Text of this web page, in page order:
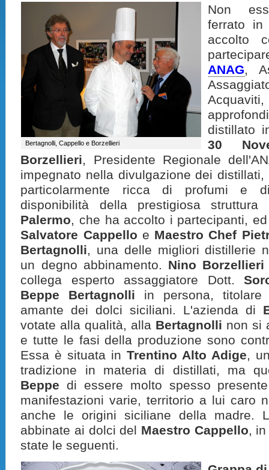
Bertagnolli, Cappello e Borzellieri
Non
ferrato in
accolto
ANAG,
distillato
30
Borzellieri, Presidente Regionale
impegnato nella divulgazione dei
particolarmente ricca di profumi e
disponibilità della prestigiosa
Palermo, che ha accolto i partecipanti,
Salvatore Cappello e Maestro Chef
Bertagnolli, una delle migliori distillerie
un degno abbinamento. Nino Borzellieri
collega esperto assaggiatore Dott.
Beppe Bertagnolli in persona, titolare
amante dei dolci siciliani. L'azienda di
votate alla qualità, alla Bertagnolli non si
e tutte le fasi della produzione sono
Essa è situata inTrentino Alto Adige,
tradizione in materia di distillati, ma
Beppe di essere molto spesso
manifestazioni varie, territorio a lui caro
anche le origini siciliane della madre.
abbinate ai dolci del Maestro Cappello,
state le seguenti.